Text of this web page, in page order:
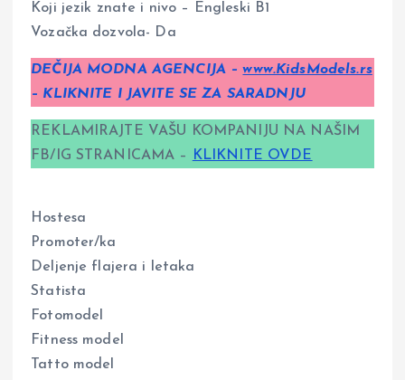
Koji jezik znate i nivo – Engleski B1
Vozačka dozvola- Da
DEČIJA MODNA AGENCIJA –www.KidsModels.rs
– KLIKNITE I JAVITE SE ZA SARADNJU
REKLAMIRAJTE VAŠU KOMPANIJU NA NAŠIM
FB/IG STRANICAMA –
KLIKNITE OVDE
Hostesa
Promoter/ka
Deljenje flajera i letaka
Statista
Fotomodel
Fitness model
Tatto model